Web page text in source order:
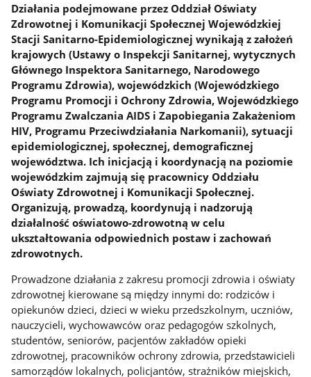
Działania podejmowane przez Oddział Oświaty
Zdrowotnej i Komunikacji Społecznej Wojewódzkiej
Stacji Sanitarno-Epidemiologicznej wynikają z założeń
krajowych (Ustawy o Inspekcji Sanitarnej, wytycznych
Głównego Inspektora Sanitarnego, Narodowego
Programu Zdrowia), wojewódzkich (Wojewódzkiego
Programu Promocji i Ochrony Zdrowia, Wojewódzkiego
Programu Zwalczania AIDS i Zapobiegania Zakażeniom
HIV, Programu Przeciwdziałania Narkomanii), sytuacji
epidemiologicznej, społecznej, demograficznej
województwa. Ich inicjacją i koordynacją na poziomie
wojewódzkim zajmują się pracownicy Oddziału
Oświaty Zdrowotnej i Komunikacji Społecznej.
Organizują, prowadzą, koordynują i nadzorują
działalność oświatowo-zdrowotną w celu
ukształtowania odpowiednich postaw i zachowań
zdrowotnych.
Prowadzone działania z zakresu promocji zdrowia i oświaty
zdrowotnej kierowane są między innymi do: rodziców i
opiekunów dzieci, dzieci w wieku przedszkolnym, uczniów,
nauczycieli, wychowawców oraz pedagogów szkolnych,
studentów, seniorów, pacjentów zakładów opieki
zdrowotnej, pracowników ochrony zdrowia, przedstawicieli
samorządów lokalnych, policjantów, strażników miejskich,